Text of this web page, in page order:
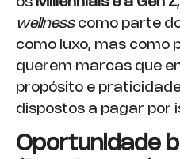
wellnesscomo parte
como luxo, mas como
querem marcas que
propósito e
dispostos a pagar por
Oportunidade